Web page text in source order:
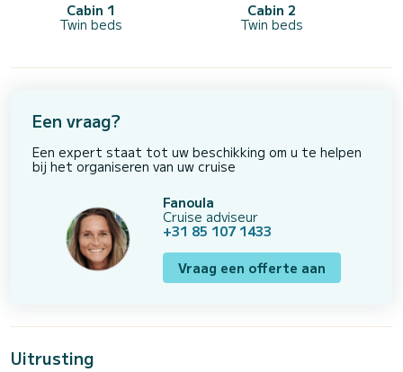
Cabin 1
Twin beds
Cabin 2
Twin beds
Een vraag?
Een expert staat tot uw beschikking om u te helpen
bij het organiseren van uw cruise
Fanoula
Cruise adviseur
+31 85 107 1433
Vraag een offerte aan
Uitrusting